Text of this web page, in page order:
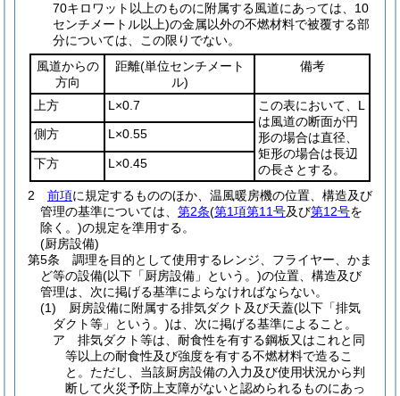
70キロワット以上のものに附属する風道にあっては、10
センチメートル以上)の金属以外の不燃材料で被覆する部
分については、この限りでない。
風道からの
方向
距離(単位センチメート
ル)
備考
上方 L×0.7
この表において、L
は風道の断面が円
形の場合は直径、
矩形の場合は長辺
の長さとする。
側方 L×0.55
下方 L×0.45
2 前項に規定するもののほか、温風暖房機の位置、構造及び
管理の基準については、 第2条(第1項第11号及び第12号を
除く。)の規定を準用する。
(厨房設備)
第5条
調理を目的として使用するレンジ、フライヤー、かま
ど等の設備(以下「厨房設備」という。)の位置、構造及び
管理は、次に掲げる基準によらなければならない。
(1)
厨房設備に附属する排気ダクト及び天蓋(以下「排気
ダクト等」という。)は、次に掲げる基準によること。
ア
排気ダクト等は、耐食性を有する鋼板又はこれと同
等以上の耐食性及び強度を有する不燃材料で造るこ
と。 ただし、当該厨房設備の入力及び使用状況から判
断して火災予防上支障がないと認められるものにあっ